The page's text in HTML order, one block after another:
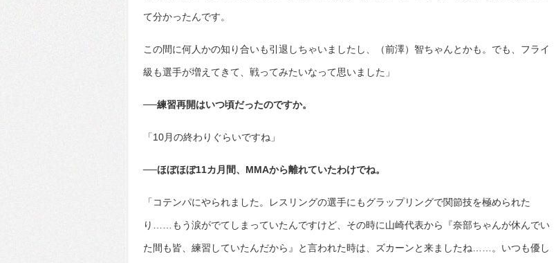
て分かったんです。
この間に何人かの知り合いも引退しちゃいましたし、（前澤）智ちゃんとかも。でも、フライ
級も選手が増えてきて、戦ってみたいなって思いました」
──練習再開はいつ頃だったのですか。
「10月の終わりぐらいですね」
──ほぼほぼ11カ月間、MMAから離れていたわけでね。
「コテンパにやられました。レスリングの選手にもグラップリングで関節技を極められた
り……もう涙がでてしまっていたんですけど、その時に山崎代表から『奈部ちゃんが休んでい
た間も皆、練習していたんだから』と言われた時は、ズカーンと来ましたね……。いつも優し